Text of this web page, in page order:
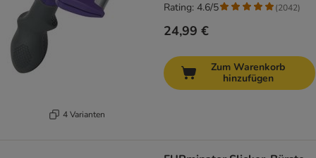
4 Varianten
24,99 €
Rating: 4.6/5 (2042)
Zum Warenkorb
hinzufügen